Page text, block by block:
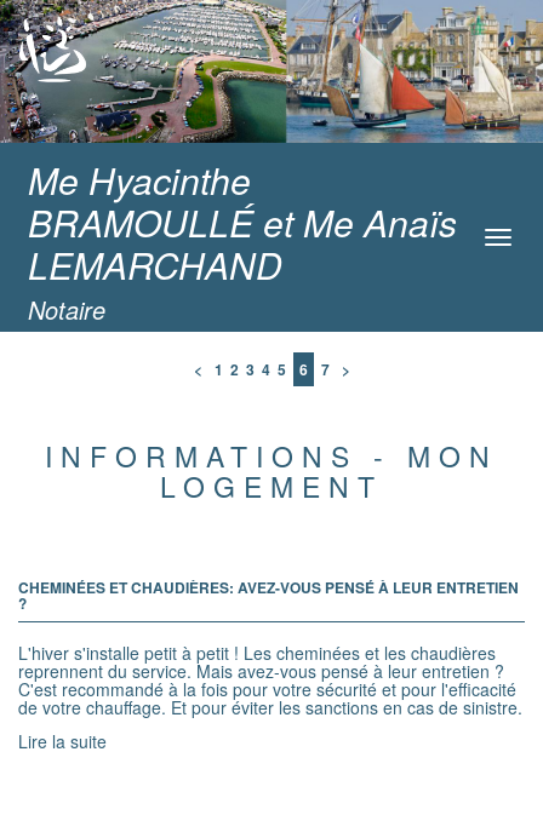
Me Hyacinthe
BRAMOULLÉ et Me Anaïs
LEMARCHAND
Notaire
< 1 2 3 4 5 6 7 >
INFORMATIONS - MON
LOGEMENT
CHEMINÉES ET CHAUDIÈRES: AVEZ-VOUS PENSÉ À LEUR ENTRETIEN
?
L'hiver s'installe petit à petit ! Les cheminées et les chaudières
reprennent du service. Mais avez-vous pensé à leur entretien ?
C'est recommandé à la fois pour votre sécurité et pour l'efficacité
de votre chauffage. Et pour éviter les sanctions en cas de sinistre.
Lire la suite